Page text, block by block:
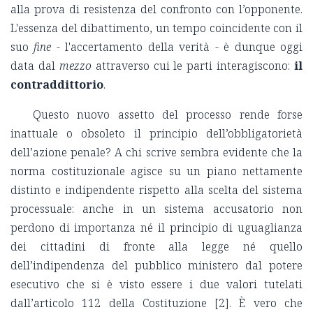
alla prova di resistenza del confronto con l’opponente.
L'essenza del dibattimento, un tempo coincidente con il
suofine - l'accertamento della verità - è dunque oggi
data dal mezzo attraverso cui le parti interagiscono: il
contraddittorio.
Questo nuovo assetto del processo rende forse
inattuale o obsoleto il principio dell’obbligatorietà
dell’azione penale? A chi scrive sembra evidente che la
norma costituzionale agisce su un piano nettamente
distinto e indipendente rispetto alla scelta del sistema
processuale: anche in un sistema accusatorio non
perdono di importanza né il principio di uguaglianza
dei cittadini di fronte alla legge né quello
dell’indipendenza del pubblico ministero dal potere
esecutivo che si è visto essere i due valori tutelati
dall’articolo 112 della Costituzione [2].È vero che